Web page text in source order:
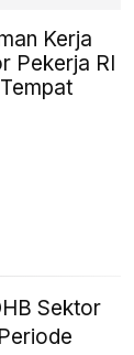
Kerja
Pekerja RI
Sektor